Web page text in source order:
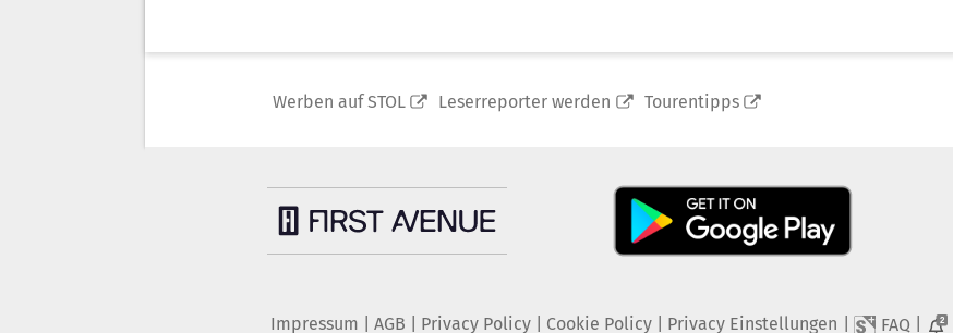
Werben auf STOL Leserreporter werden Tourentipps
Impressum AGB Privacy Policy| Cookie Policy| Privacy Einstellungen FAQ 2